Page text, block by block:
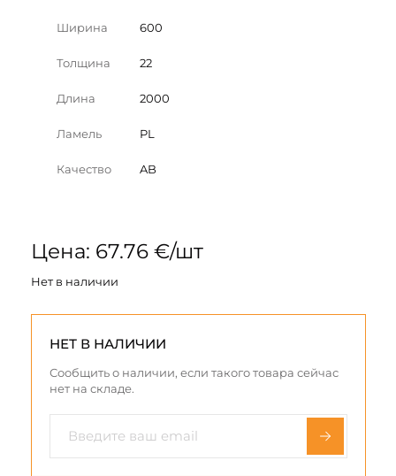
Ширина 600
Толщина 22
Длина 2000
Ламель PL
Качество AB
Цена: 67.76 €/шт
Нет в наличии
НЕТ В НАЛИЧИИ
Сообщить о наличии, если такого товара сейчас
нет на складе.